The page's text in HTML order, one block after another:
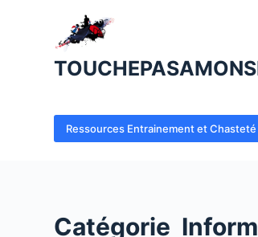
Ressources Entrainement et Chasteté
Catégorie